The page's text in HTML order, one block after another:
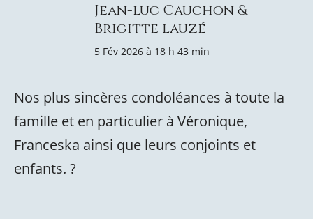
Jean-luc Cauchon &
Brigitte lauzé
5 Fév 2026 à 18 h 43 min
Nos plus sincères condoléances à toute la
famille et en particulier à Véronique,
Franceska ainsi que leurs conjoints et
enfants. ?